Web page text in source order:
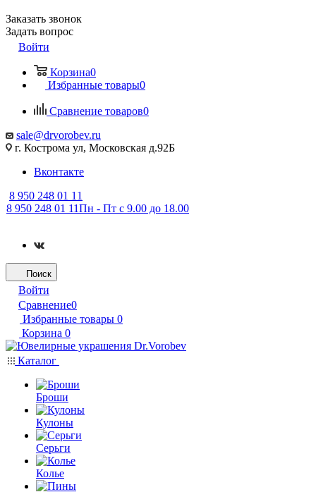
Заказать звонок
Задать вопрос
Войти
Корзина0
Избранные товары0
Сравнение товаров0
sale@drvorobev.ru
г. Кострома ул, Московская д.92Б
Вконтакте
8 950 248 01 11
8 950 248 01 11Пн - Пт с 9.00 до 18.00
Поиск
Войти
Сравнение0
Избранные товары 0
Корзина 0
Каталог
Броши
Кулоны
Серьги
Колье